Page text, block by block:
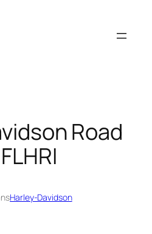
Road
Harley-Davidson